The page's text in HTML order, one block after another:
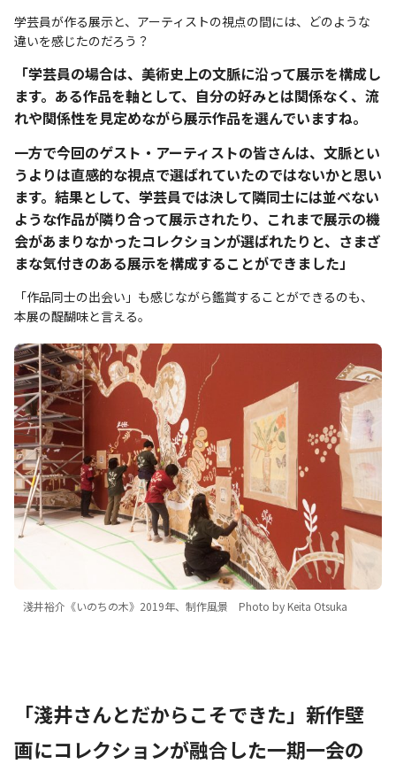
学芸員が作る展示と、アーティストの視点の間には、どのような
違いを感じたのだろう？
「学芸員の場合は、美術史上の文脈に沿って展示を構成し
ます。ある作品を軸として、自分の好みとは関係なく、流
れや関係性を見定めながら展示作品を選んでいますね。
一方で今回のゲスト・アーティストの皆さんは、文脈とい
うよりは直感的な視点で選ばれていたのではないかと思い
ます。結果として、学芸員では決して隣同士には並べない
ような作品が隣り合って展示されたり、これまで展示の機
会があまりなかったコレクションが選ばれたりと、さまざ
まな気付きのある展示を構成することができました」
「作品同士の出会い」も感じながら鑑賞することができるのも、
本展の醍醐味と言える。
淺井裕介《いのちの木》2019年、制作風景 Photo by Keita Otsuka
「淺井さんとだからこそできた」新作壁
画にコレクションが融合した一期一会の